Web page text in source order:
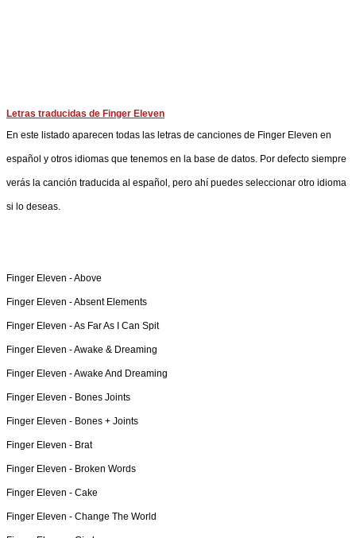
Letras traducidas de Finger Eleven
En este listado aparecen todas las letras de canciones de Finger Eleven en
español y otros idiomas que tenemos en la base de datos. Por defecto siempre
verás la canción traducida al español, pero ahí puedes seleccionar otro idioma
si lo deseas.
Finger Eleven -Above
Finger Eleven -Absent Elements
Finger Eleven -As Far As I Can Spit
Finger Eleven -Awake & Dreaming
Finger Eleven -Awake And Dreaming
Finger Eleven - Bones Joints
Finger Eleven - Bones + Joints
Finger Eleven - Brat
Finger Eleven - Broken Words
Finger Eleven - Cake
Finger Eleven - Change The World